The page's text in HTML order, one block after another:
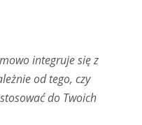
integruje się z
od tego, czy
do Twoich